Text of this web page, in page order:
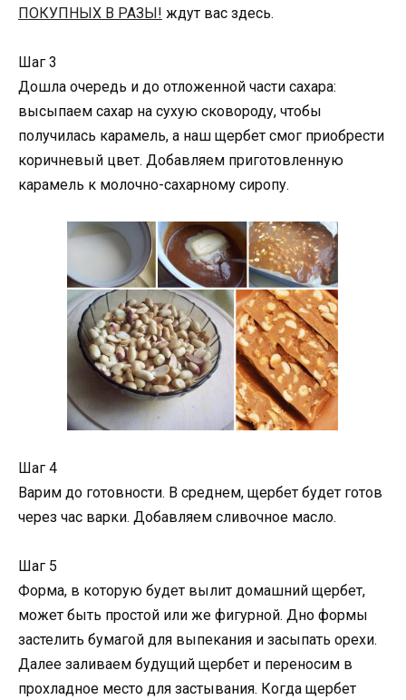
ПОКУПНЫХ В РАЗЫ! ждут вас здесь.
Шаг 3
Дошла очередь и до отложенной части сахара:
высыпаем сахар на сухую сковороду, чтобы
получилась карамель, а наш щербет смог приобрести
коричневый цвет. Добавляем приготовленную
карамель к молочно-сахарному сиропу.
Шаг 4
Варим до готовности. В среднем, щербет будет готов
через час варки. Добавляем сливочное масло.
Шаг 5
Форма, в которую будет вылит домашний щербет,
может быть простой или же фигурной. Дно формы
застелить бумагой для выпекания и засыпать орехи.
Далее заливаем будущий щербет и переносим в
прохладное место для застывания. Когда щербет